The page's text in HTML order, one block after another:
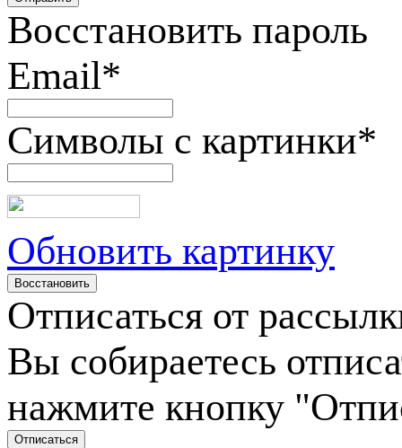
Восстановить пароль
Email*
Символы с картинки*
Обновить картинку
Отписаться от
Вы собираетесь
нажмите кнопку